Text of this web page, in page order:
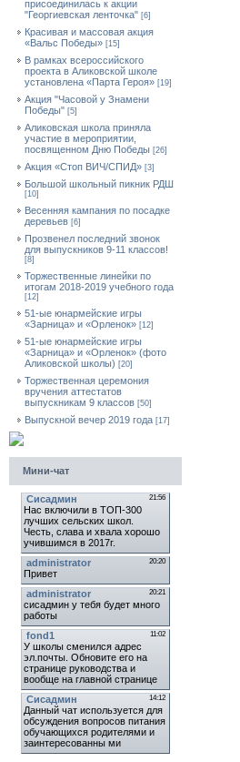
присоединилась к акции
"Георгиевская ленточка" [6]
Красивая и массовая акция
«Вальс Победы» [15]
В рамках всероссийского
проекта в Аликовской школе
установлена «Парта Героя» [19]
Акция "Часовой у Знамени
Победы" [5]
Аликовская школа приняла
участие в мероприятии,
посвященном Дню Победы [26]
Акция «Стоп ВИЧ/СПИД» [3]
Большой школьный пикник РДШ
[10]
Весенняя кампания по посадке
деревьев [6]
Прозвенел последний звонок
для выпускников 9-11 классов!
[8]
Торжественные линейки по
итогам 2018-2019 учебного года
[12]
51-ые юнармейские игры
«Зарница» и «Орленок» [12]
51-ые юнармейские игры
«Зарница» и «Орленок» (фото
Аликовской школы) [20]
Торжественная церемония
вручения аттестатов
выпускникам 9 классов [50]
Выпускной вечер 2019 года [17]
Мини-чат